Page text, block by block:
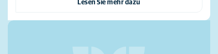
Lesen Sie mehr dazu